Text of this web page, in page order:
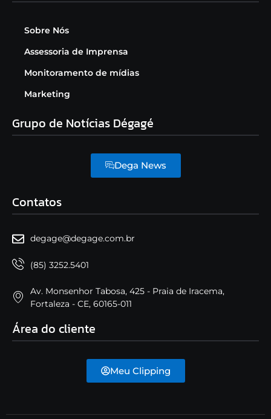
Sobre Nós
Assessoria de Imprensa
Monitoramento de mídias
Marketing
Grupo de Notícias Dégagé
Dega News
Contatos
degage@degage.com.br
(85) 3252.5401
Av. Monsenhor Tabosa, 425 - Praia de Iracema,
Fortaleza - CE, 60165-011
Área do cliente
Meu Clipping